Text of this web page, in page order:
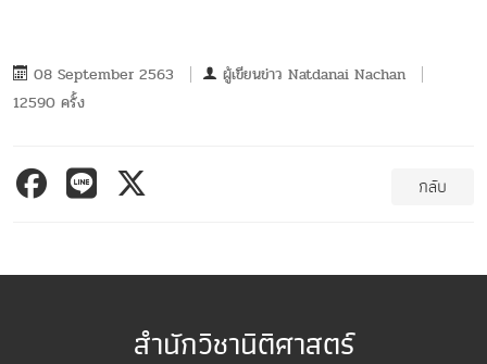
08 September 2563 ผู้เขียนข่าว Natdanai Nachan
12590 ครั้ง
กลับ
สำนักวิชานิติศาสตร์